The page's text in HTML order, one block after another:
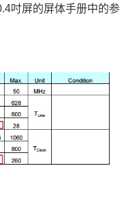
吋屏的屏体手册中的参